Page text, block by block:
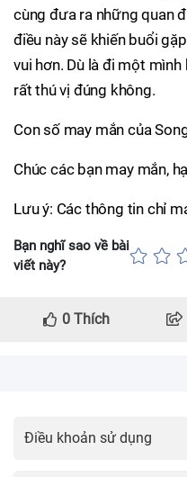
cùng đưa ra những quan
điều này sẽ khiến buổi
vui hơn. Dù là đi một
rất thú vị đúng không.
Con số may mắn của
Chúc các bạn may mắn,
Lưu ý: Các thông tin chỉ
Bạn nghĩ sao về bài
viết này?
0 Thích
Điều khoản sử dụng